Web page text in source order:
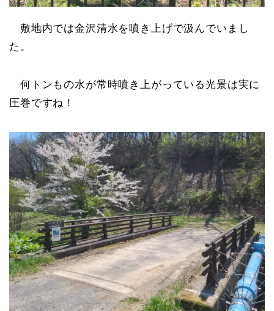
敷地内では金沢清水を噴き上げで汲んでいまし
た。
何トンもの水が常時噴き上がっている光景は実に
圧巻ですね！